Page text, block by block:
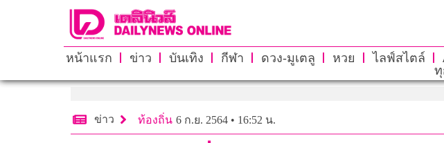
หน้าแรก ข่าว บันเทิง กีฬา ดวง-มูเตลู หวย ไลฟ์สไตล์
ข่าว ท้องถิ่น 6 ก.ย. 2564 • 16:52 น.